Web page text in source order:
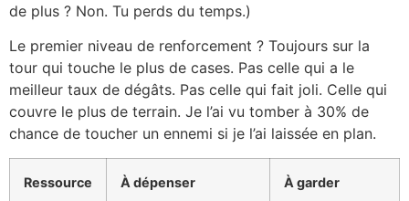
de plus ? Non. Tu perds du temps.)
Le premier niveau de renforcement ? Toujours sur la
tour qui touche le plus de cases. Pas celle qui a le
meilleur taux de dégâts. Pas celle qui fait joli. Celle qui
couvre le plus de terrain. Je l’ai vu tomber à 30% de
chance de toucher un ennemi si je l’ai laissée en plan.
Ressource À dépenser À garder